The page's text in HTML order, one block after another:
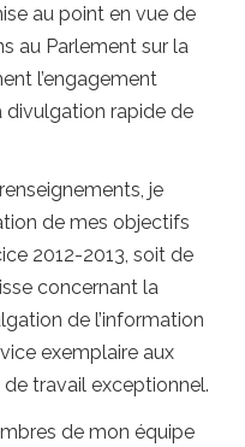
au point en vue de
au Parlement sur la
l’engagement
divulgation rapide de
je
de mes objectifs
2012-2013, soit de
concernant la
de l’information
exemplaire aux
travail exceptionnel.
de mon équipe